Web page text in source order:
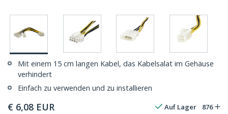
Mit einem 15 cm langen Kabel, das Kabelsalat im Gehäuse
verhindert
Einfach zu verwenden und zu installieren
€ 6,08 EUR Auf Lager 876